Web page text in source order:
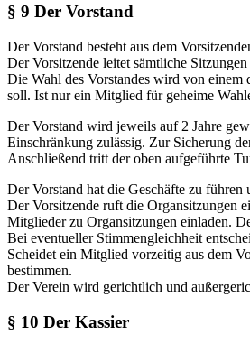
§ 9 Der Vorstand
Der Vorstand besteht aus dem
Der Vorsitzende leitet sämtliche
Die Wahl des Vorstandes wird von
soll. Ist nur ein Mitglied für geheime
Der Vorstand wird jeweils auf 2 Jahre
Einschränkung zulässig. Zur Sicherung
Anschließend tritt der oben aufgeführte
Der Vorstand hat die Geschäfte zu führen
Der Vorsitzende ruft die Organsitzungen
Mitglieder zu Organsitzungen einladen.
Bei eventueller Stimmengleichheit
Scheidet ein Mitglied vorzeitig aus dem
bestimmen.
Der Verein wird gerichtlich und
§ 10 Der Kassier